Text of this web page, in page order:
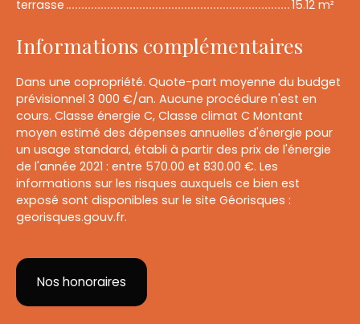
terrasse 15.12 m²
Informations complémentaires
Dans une copropriété. Quote-part moyenne du budget
prévisionnel 3 000 €/an. Aucune procédure n'est en
cours. Classe énergie C, Classe climat C Montant
moyen estimé des dépenses annuelles d'énergie pour
un usage standard, établi à partir des prix de l'énergie
de l'année 2021 : entre 570.00 et 830.00 €. Les
informations sur les risques auxquels ce bien est
exposé sont disponibles sur le site Géorisques :
georisques.gouv.fr.
Nos honoraires